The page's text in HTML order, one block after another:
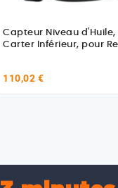
Capteur Niveau
Carter Inférieur, pour
110,02 €